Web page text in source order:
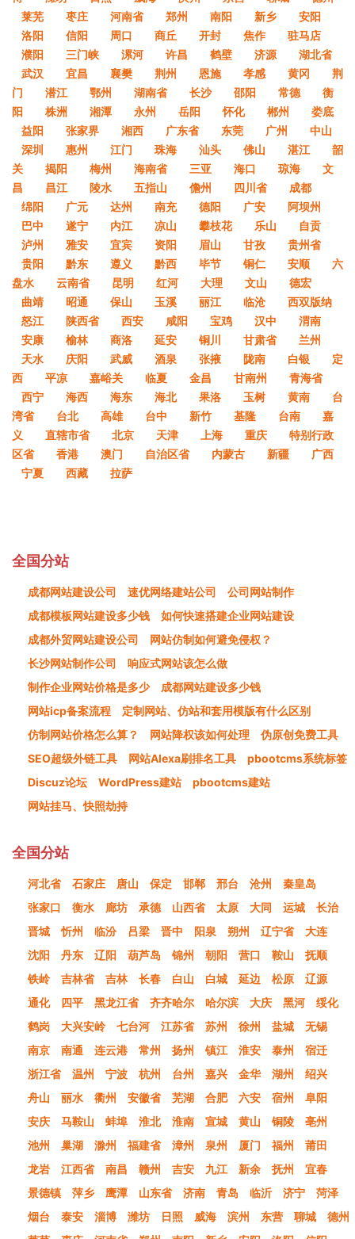
莱芜
枣庄 河南省 郑州 南阳 新乡
安阳
洛阳
信阳 周口 商丘 开封 焦作
驻马店
濮阳
三门峡 漯河 许昌 鹤壁 济源
湖北省
武汉
宜昌 襄樊 荆州 恩施 孝感 黄冈
荆
门
潜江 鄂州 湖南省 长沙 邵阳 常德
衡
阳
株洲 湘潭 永州 岳阳 怀化 郴州
娄底
益阳
张家界 湘西 广东省 东莞 广州
中山
深圳
惠州 江门 珠海 汕头 佛山 湛江
韶
关
揭阳 梅州 海南省 三亚 海口 琼海
文
昌
昌江 陵水 五指山 儋州 四川省
成都
绵阳
广元 达州 南充 德阳 广安
阿坝州
巴中
遂宁 内江 凉山 攀枝花 乐山
自贡
泸州
雅安 宜宾 资阳 眉山 甘孜
贵州省
贵阳
黔东 遵义 黔西 毕节 铜仁 安顺
六
盘水
云南省 昆明 红河 大理 文山
德宏
曲靖
昭通 保山 玉溪 丽江 临沧
西双版纳
怒江
陕西省 西安 咸阳 宝鸡 汉中
渭南
安康
榆林 商洛 延安 铜川 甘肃省
兰州
天水
庆阳 武威 酒泉 张掖 陇南 白银
定
西
平凉 嘉峪关 临夏 金昌 甘南州
青海省
西宁
海西 海东 海北 果洛 玉树 黄南
台
湾省
台北 高雄 台中 新竹 基隆 台南
嘉
义
直辖市省 北京 天津 上海 重庆
特别行政
区省
香港 澳门 自治区省 内蒙古 新疆
广西
宁夏
西藏 拉萨
全国分站
成都网站建设公司 速优网络建站公司
公司网站制作
成都模板网站建设多少钱
如何快速搭建企业网站建设
成都外贸网站建设公司
网站仿制如何避免侵权？
长沙网站制作公司
响应式网站该怎么做
制作企业网站价格是多少
成都网站建设多少钱
网站icp备案流程
定制网站、仿站和套用模版有什么区别
仿制网站价格怎么算？
网站降权该如何处理
伪原创免费工具
SEO超级外链工具
网站Alexa刷排名工具
pbootcms系统标签
Discuz论坛
WordPress建站
pbootcms建站
网站挂马、快照劫持
全国分站
河北省 石家庄 唐山 保定 邯郸 邢台 沧州
秦皇岛
张家口
衡水 廊坊 承德 山西省 太原 大同 运城
长治
晋城
忻州 临汾 吕梁 晋中 阳泉 朔州 辽宁省
大连
沈阳
丹东 辽阳 葫芦岛 锦州 朝阳 营口 鞍山
抚顺
铁岭
吉林省 吉林 长春 白山 白城 延边 松原
辽源
通化
四平 黑龙江省 齐齐哈尔 哈尔滨 大庆 黑河
绥化
鹤岗
大兴安岭 七台河 江苏省 苏州 徐州 盐城
无锡
南京
南通 连云港 常州 扬州 镇江 淮安 泰州
宿迁
浙江省
温州 宁波 杭州 台州 嘉兴 金华 湖州
绍兴
舟山
丽水 衢州 安徽省 芜湖 合肥 六安 宿州
阜阳
安庆
马鞍山 蚌埠 淮北 淮南 宣城 黄山 铜陵
亳州
池州
巢湖 滁州 福建省 漳州 泉州 厦门 福州
莆田
龙岩
江西省 南昌 赣州 吉安 九江 新余 抚州
宜春
景德镇
萍乡 鹰潭 山东省 济南 青岛 临沂 济宁
菏泽
烟台
泰安 淄博 潍坊 日照 威海 滨州 东营 聊城
德州